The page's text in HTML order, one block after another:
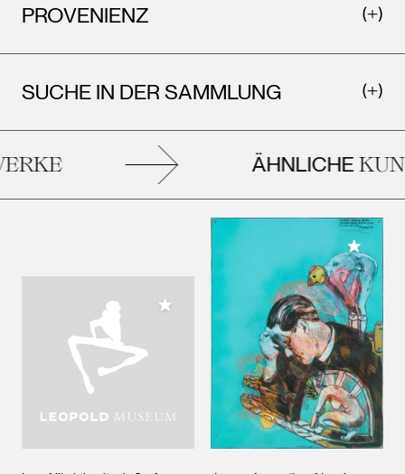
PROVENIENZ
SUCHE IN DER SAMMLUNG
ÄHNLICHE
Meiner Sammlung hinzufügen
Meiner